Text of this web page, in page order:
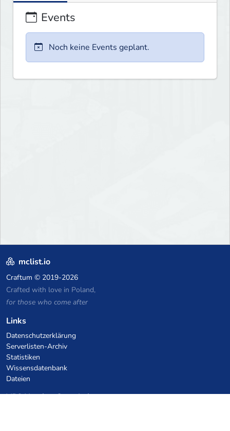
Events
Noch keine Events geplant.
mclist.io
Craftum © 2019-2026
Crafted with love in Poland,
for those who come after
Links
Datenschutzerklärung
Serverlisten-Archiv
Statistiken
Wissensdatenbank
Dateien
VPS Hosting Gutscheine